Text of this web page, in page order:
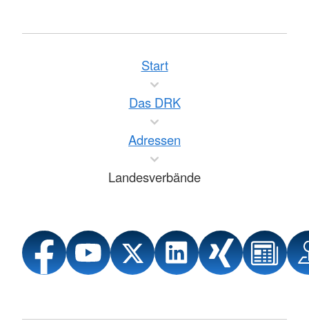
Start
Das DRK
Adressen
Landesverbände